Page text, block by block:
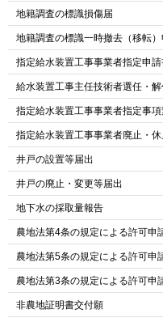
地籍調査の標識損傷届
地籍調査の標識一時撤去（移転
指定給水装置工事事業者指定申
給水装置工事主任技術者選任・
指定給水装置工事事業者指定事
指定給水装置工事事業者廃止・
井戸の設置等届出
井戸の廃止・変更等届出
地下水の採取量報告
農地法第4条の規定による許可申
農地法第5条の規定による許可申
農地法第3条の規定による許可申
非農地証明書交付願